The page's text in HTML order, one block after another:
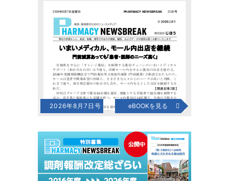
2026年8月7日号 eBOOKを見る